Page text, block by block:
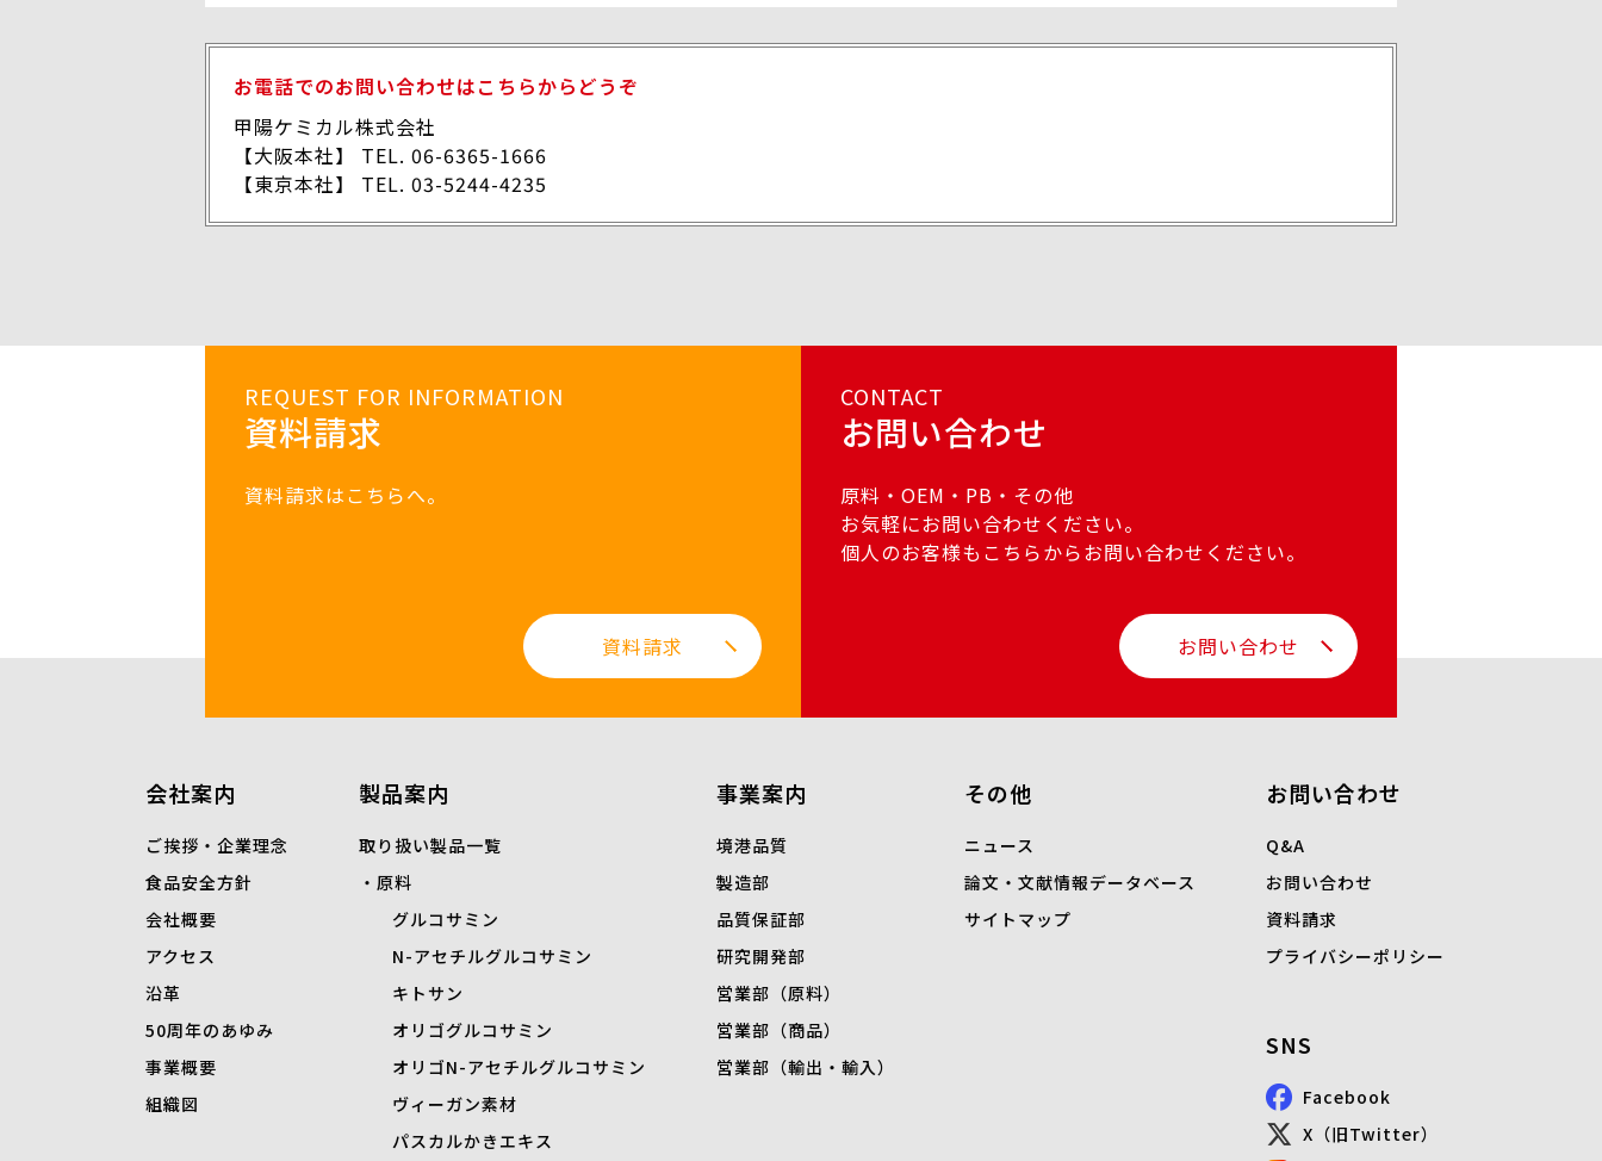
お電話でのお問い合わせはこちらからどうぞ
甲陽ケミカル株式会社
【大阪本社】 TEL. 06-6365-1666
【東京本社】 TEL. 03-5244-4235
REQUEST FOR INFORMATION
資料請求
資料請求はこちらへ。
資料請求
CONTACT
お問い合わせ
原料・OEM・PB・その他
お気軽にお問い合わせください。
個人のお客様もこちらからお問い合わせください。
お問い合わせ
会社案内
ご挨拶・企業理念
食品安全方針
会社概要
アクセス
沿革
50周年のあゆみ
事業概要
組織図
製品案内
取り扱い製品一覧
原料
グルコサミン
N-アセチルグルコサミン
キトサン
オリゴグルコサミン
オリゴN-アセチルグルコサミン
ヴィーガン素材
パスカルかきエキス
事業案内
境港品質
製造部
品質保証部
研究開発部
営業部（原料）
営業部（商品）
営業部（輸出・輸入）
その他
ニュース
論文・文献情報データベース
サイトマップ
お問い合わせ
Q&A
お問い合わせ
資料請求
プライバシーポリシー
SNS
Facebook
X（旧Twitter）